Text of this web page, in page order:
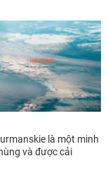
là một minh
và được cải